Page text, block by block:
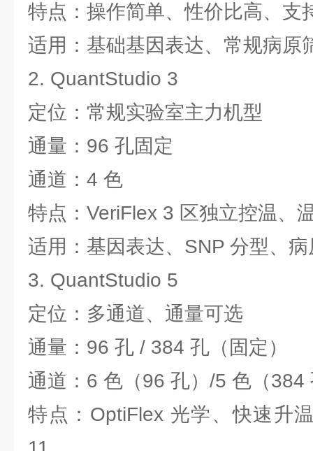
特点：操作简单、性价比高、支
适用：基础基因表达、常规病原
2. QuantStudio 3
定位：常规实验室主力机型
通量：96 孔固定
通道：4 色
特点：VeriFlex 3 区独立控温、
适用：基因表达、SNP 分型、
3. QuantStudio 5
定位：多通道、通量可选
通量：96 孔 / 384 孔（固定）
通道：6 色（96 孔）/5 色（384
特点：OptiFlex 光学、快速升